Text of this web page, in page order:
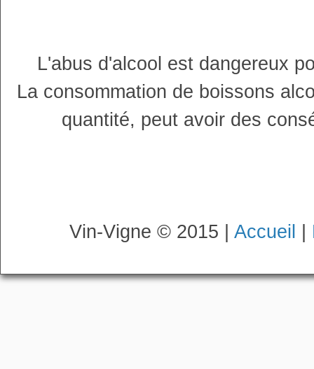
L'abus d'alcool est dangereux
La consommation de boissons
quantité, peut avoir des
Vin-Vigne © 2015 | Accueil